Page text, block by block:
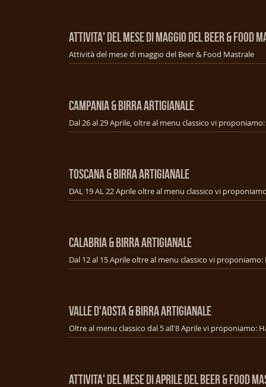
ATTIVITA' DEL MESE DI MAGGIO DEL BEER & FOOD
Attività del mese di maggio del Beer & Food Mastrale
CAMPANIA & BIRRA ARTIGIANALE
TOSCANA & BIRRA ARTIGIANALE
CALABRIA & BIRRA ARTIGIANALE
VALLE D'AOSTA & BIRRA ARTIGIANALE
ATTIVITA' DEL MESE DI APRILE DEL BEER & FOOD